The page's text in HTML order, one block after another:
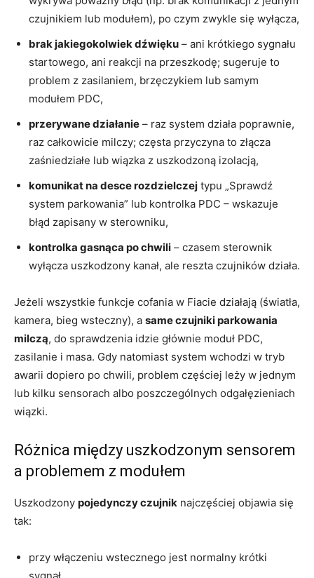
czujnikiem lub modułem), po czym zwykle się wyłącza,
brak jakiegokolwiek dźwięku – ani krótkiego sygnału
startowego, ani reakcji na przeszkodę; sugeruje to
problem z zasilaniem, brzęczykiem lub samym
modułem PDC,
przerywane działanie – raz system działa poprawnie,
raz całkowicie milczy; częsta przyczyna to złącza
zaśniedziałe lub wiązka z uszkodzoną izolacją,
komunikat na desce rozdzielczej typu „Sprawdź
system parkowania” lub kontrolka PDC – wskazuje
błąd zapisany w sterowniku,
kontrolka gasnąca po chwili – czasem sterownik
wyłącza uszkodzony kanał, ale reszta czujników działa.
Jeżeli wszystkie funkcje cofania w Fiacie działają (światła,
kamera, bieg wsteczny), a same czujniki parkowania
milczą, do sprawdzenia idzie głównie moduł PDC,
zasilanie i masa. Gdy natomiast system wchodzi w tryb
awarii dopiero po chwili, problem częściej leży w jednym
lub kilku sensorach albo poszczególnych odgałęzieniach
wiązki.
Różnica między uszkodzonym sensorem
a problemem z modułem
Uszkodzony pojedynczy czujnik najczęściej objawia się
tak:
przy włączeniu wstecznego jest normalny krótki